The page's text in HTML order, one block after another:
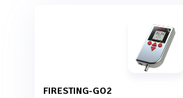
FIRESTING-GO2